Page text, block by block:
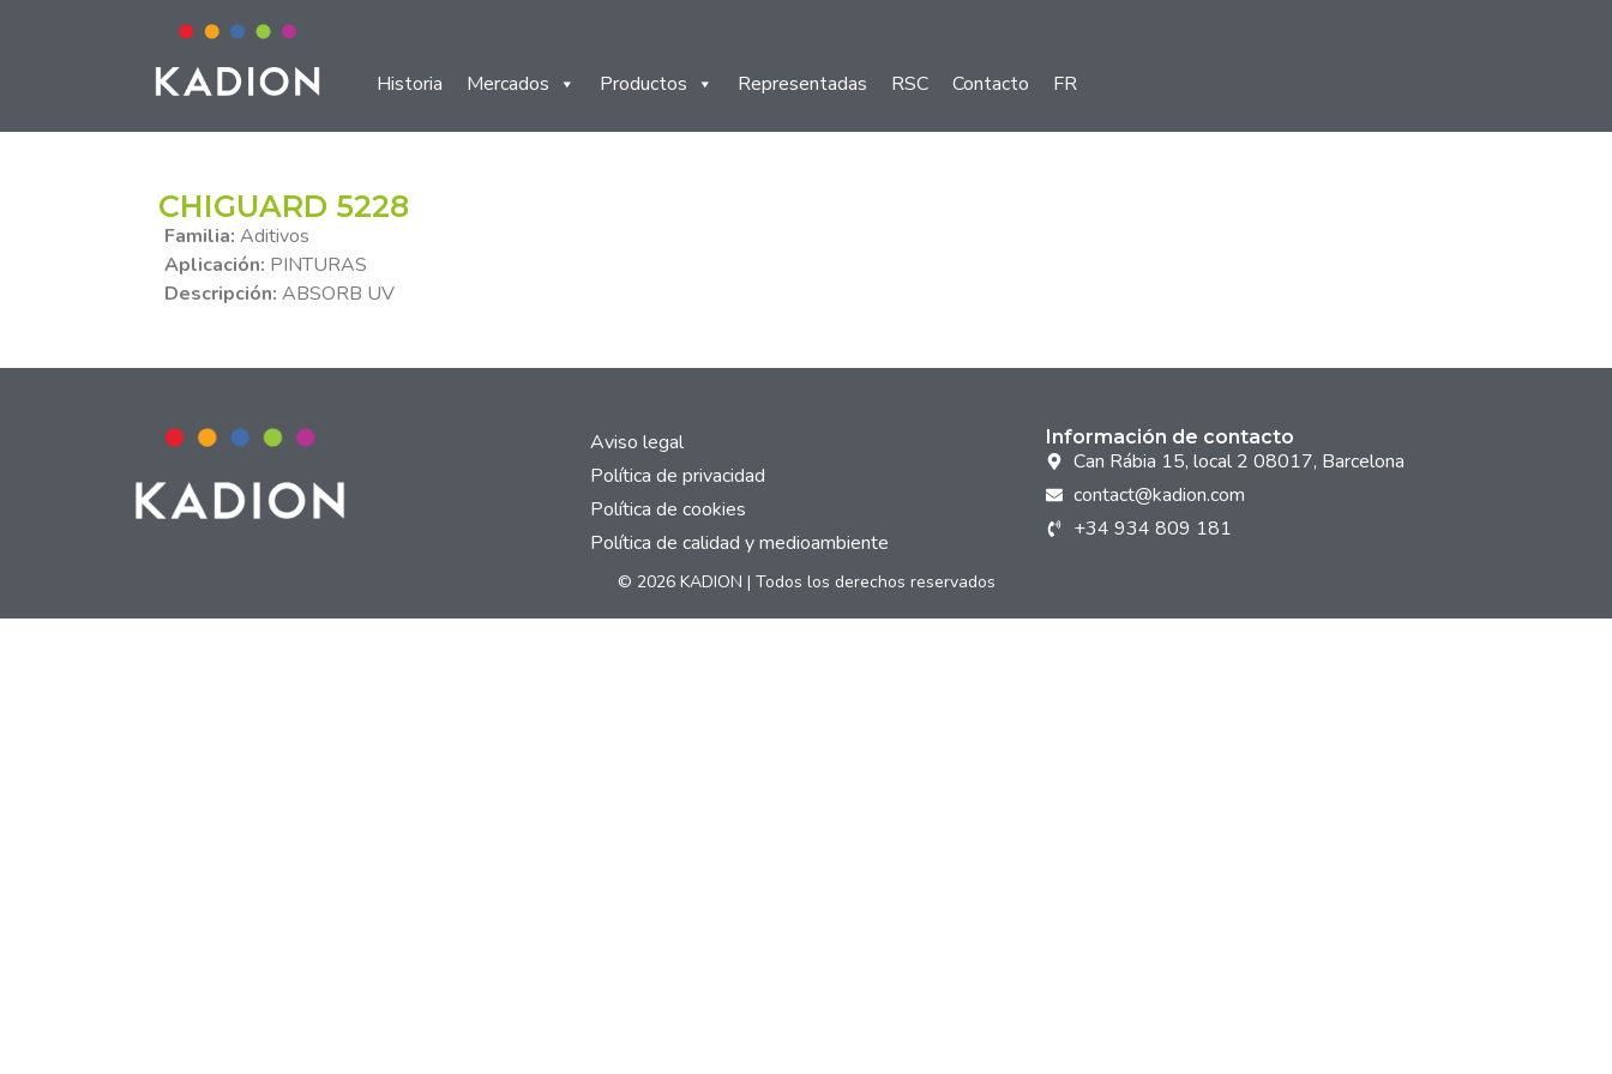
Historia Mercados Productos Representadas RSC Contacto FR
CHIGUARD 5228
Familia: Aditivos
Aplicación: PINTURAS
Descripción: ABSORB UV
Aviso legal
Política de privacidad
Política de cookies
Política de calidad y medioambiente
Información de contacto
Can Rábia 15, local 2 08017, Barcelona
contact@kadion.com
+34 934 809 181
© 2026 KADION | Todos los derechos reservados